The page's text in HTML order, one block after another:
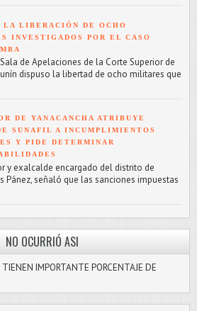
LA LIBERACIÓN DE OCHO
INVESTIGADOS POR EL CASO
de Apelaciones de la Corte Superior de
dispuso la libertad de ocho militares que
DE YANACANCHA ATRIBUYE
SUNAFIL A INCUMPLIMIENTOS
Y PIDE DETERMINAR
y exalcalde encargado del distrito de
Pánez, señaló que las sanciones impuestas
NO OCURRIÓ ASI
IMPORTANTE PORCENTAJE DE